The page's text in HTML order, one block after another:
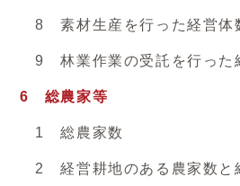
8 素材生産を行った経営体
9 林業作業の受託を行った
6 総農家等
1 総農家数
2 経営耕地のある農家数と